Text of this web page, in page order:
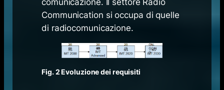
comunicazione. Il settore Radio
Communication si occupa di quelle
di radiocomunicazione.
Fig. 2 Evoluzione dei requisiti